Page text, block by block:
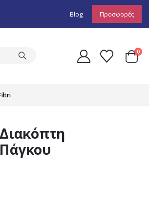
Blog Προσφορές
0